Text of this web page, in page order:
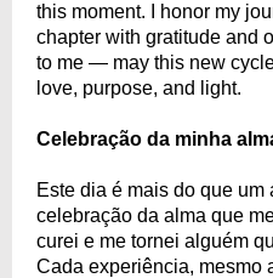
this moment. I honor my
chapter with gratitude and
to me — may this new
love, purpose, and light.
Celebração da minha
Este dia é mais do que
celebração da alma que
curei e me tornei alguém
Cada experiência, mesmo